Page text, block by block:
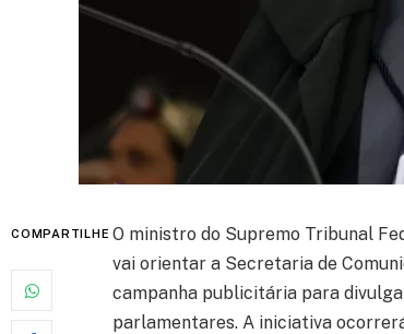
COMPARTILHE O ministro do Supremo Tribunal
vai orientar a Secretaria de
campanha publicitária para
parlamentares. A iniciativa